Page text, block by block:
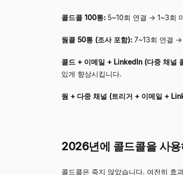
콜드콜 100통: 5~10회 연결 → 1~3회
웜콜 50통 (조사 포함): 7~13회 연결 →
콜드 + 이메일 + LinkedIn (다중 채널
있게 향상시킵니다.
웜 + 다중 채널 (트리거 + 이메일 +
2026년에 콜드콜을 사용
콜드콜은 죽지 않았습니다. 여전히 효